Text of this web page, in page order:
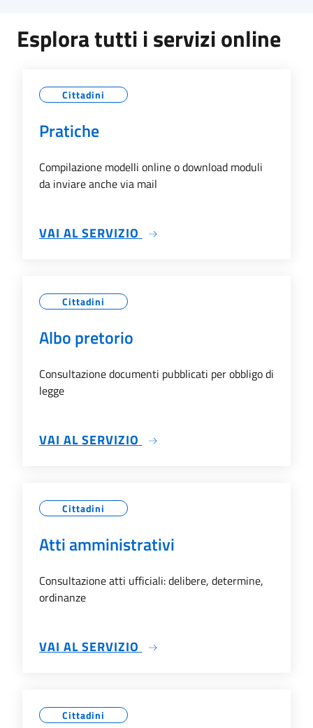
Esplora tutti i servizi online
Cittadini
Pratiche
Compilazione modelli online o download moduli
da inviare anche via mail
VAI AL SERVIZIO SU PRATICHE
Cittadini
Albo pretorio
Consultazione documenti pubblicati per obbligo di
legge
VAI AL SERVIZIO SU ALBO PRETORIO
Cittadini
Atti amministrativi
Consultazione atti ufficiali: delibere, determine,
ordinanze
VAI AL SERVIZIO SU ATTI AMMINISTRATIVI
Cittadini